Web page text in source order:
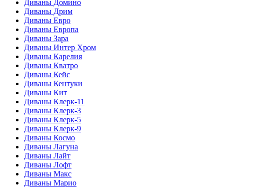
Диваны Домино
Диваны Дрим
Диваны Евро
Диваны Европа
Диваны Зара
Диваны Интер Хром
Диваны Карелия
Диваны Кватро
Диваны Кейс
Диваны Кентуки
Диваны Кит
Диваны Клерк-11
Диваны Клерк-3
Диваны Клерк-5
Диваны Клерк-9
Диваны Космо
Диваны Лагуна
Диваны Лайт
Диваны Лофт
Диваны Макс
Диваны Марио